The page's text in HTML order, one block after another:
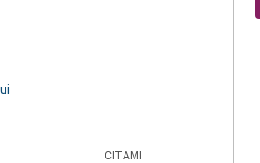
CITAMI